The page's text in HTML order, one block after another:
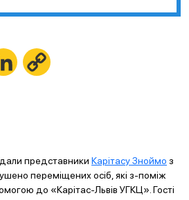
LinkedIn
представники Карітасу Зноймо з
переміщених осіб, які з-поміж
до «Карітас-Львів УГКЦ». Гості